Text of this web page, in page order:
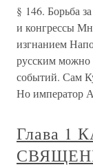
§ 146. Борьба
и конгрессы
изгнанием
русским можно
событий. Сам
Но император
Глава 1